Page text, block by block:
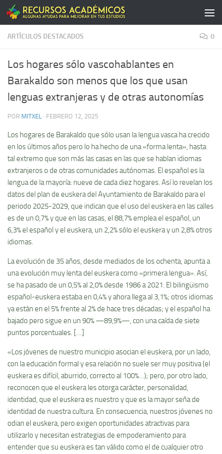
Saltar al contenido
ARTÍCULOS DESTACADOS 0
Los hogares sólo vascohablantes en
Barakaldo son menos que los que usan
lenguas extranjeras y de otras autonomías
POR MITXEL · FEBRERO 12, 2025
Los hogares de Barakaldo que sólo usan la lengua vasca ha crecido
en los últimos años pero lo ha hecho de una «forma lenta», hasta
tal extremo que son más las casas en las que se hablan idiomas
extranjeros o de otras comunidades autónomas. El español es la
lengua de la mayoría: nueve de cada diez hogares. Así lo revelan los
datos del plan de euskera del Ayuntamiento de Barakaldo para el
periodo 2025-2029, que indican que el uso del euskera en las calles
es de un 0,7% y que en las casas, el 88,7% emplea el español, un
6,3% el español y el euskera, un 2,2% sólo el euskera y un 2,8% otros
idiomas.
La evolución de 35 años, desde mediados de los ochenta, apunta a
una evolución muy lenta del euskera como «primera lengua». Así,
se ha pasado de un 0,5% al 2,0% desde 1986 a 2021. El bilingüismo
español-euskera estaba en 0,4% y ahora llega al 3,1%; otros idiomas
ya están en el 5% frente al 2% de hace tres décadas; y el español ha
bajado pero sigue en un 90% —89,9%—, con una caída de siete
puntos porcentuales. […]
«Los jóvenes de nuestro municipio asocian el euskera, por un lado,
con la educación formal y esa relación no suele ser muy positiva (el
euskera es difícil, aburrido, correcto al 100%…); pero, por otro lado,
reconocen que el euskera les otorga carácter, personalidad,
identidad, que el euskera es nuestro y que es la mayor seña de
identidad de nuestra cultura. En consecuencia, nuestros jóvenes no
odian el euskera, pero exigen oportunidades atractivas para
utilizarlo y necesitan estrategias de empoderamiento para
entender que su euskera es tan válido como el de cualquier otro